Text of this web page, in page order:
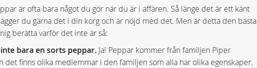
är ofta bara något du gör när du är i affären. Så länge det är ett känt
du gärna det i din korg och är nöjd med det. Men är detta den bästa
berätta varför det inte är så:
bara en sorts peppar. Ja! Peppar kommer från familjen Piper
det finns olika medlemmar i den familjen som alla har olika egenskaper.